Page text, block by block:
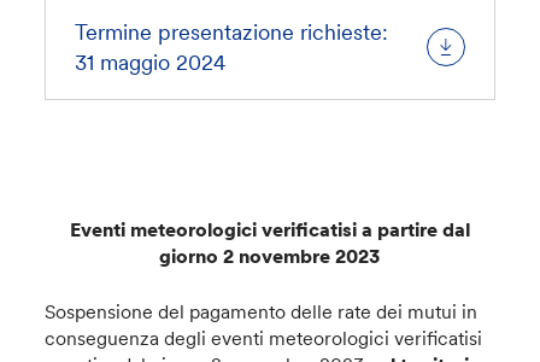
Termine presentazione richieste:
31 maggio 2024
Eventi meteorologici verificatisi a partire dal
giorno 2 novembre 2023
Sospensione del pagamento delle rate dei mutui in
conseguenza degli eventi meteorologici verificatisi